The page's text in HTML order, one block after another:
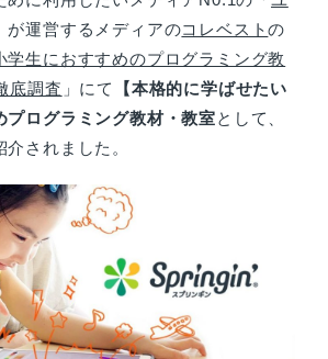
が運営するメディアのコレベストの
学生におすすめのプログラミング教
底調査 」にて
【本格的に学ばせたい
プログラミング教材・教室として、
介されました。